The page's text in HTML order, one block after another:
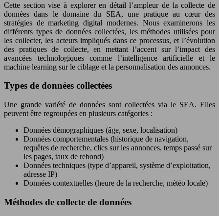
Cette section vise à explorer en détail l’ampleur de la collecte de
données dans le domaine du SEA, une pratique au cœur des
stratégies de marketing digital modernes. Nous examinerons les
différents types de données collectées, les méthodes utilisées pour
les collecter, les acteurs impliqués dans ce processus, et l’évolution
des pratiques de collecte, en mettant l’accent sur l’impact des
avancées technologiques comme l’intelligence artificielle et le
machine learning sur le ciblage et la personnalisation des annonces.
Types de données collectées
Une grande variété de données sont collectées via le SEA. Elles
peuvent être regroupées en plusieurs catégories :
Données démographiques (âge, sexe, localisation)
Données comportementales (historique de navigation,
requêtes de recherche, clics sur les annonces, temps passé sur
les pages, taux de rebond)
Données techniques (type d’appareil, système d’exploitation,
adresse IP)
Données contextuelles (heure de la recherche, météo locale)
Méthodes de collecte de données